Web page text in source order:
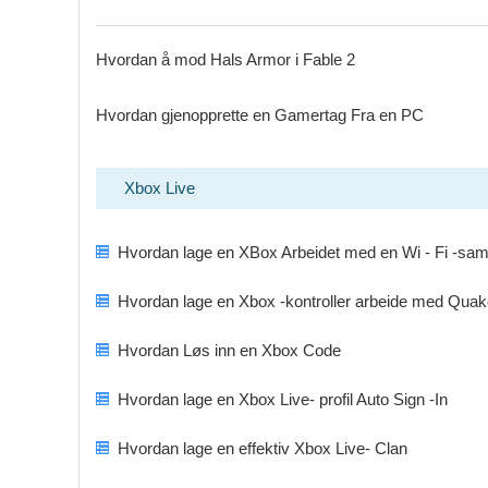
Hvordan å mod Hals Armor i Fable 2
Hvordan gjenopprette en Gamertag Fra en PC
Xbox Live
Hvordan lage en XBox Arbeidet med en Wi - Fi -
Hvordan lage en Xbox -kontroller arbeide med
Hvordan Løs inn en Xbox Code
Hvordan lage en Xbox Live- profil Auto Sign -In
Hvordan lage en effektiv Xbox Live- Clan